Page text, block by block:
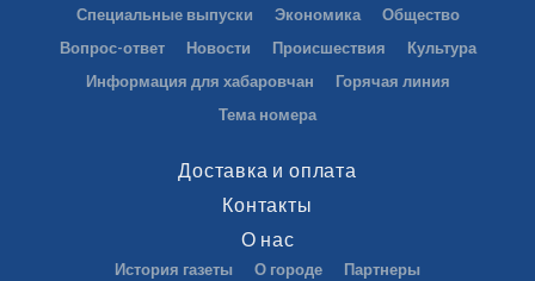
Специальные выпуски Экономика
Общество
Вопрос-ответ
Новости Происшествия
Культура
Информация для хабаровчан
Горячая линия
Тема номера
Доставка и оплата
Контакты
О нас
История газеты О городе
Партнеры